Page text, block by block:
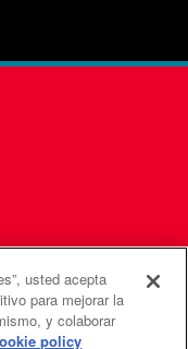
una agencia de la
usted acepta
para mejorar la
y colaborar
policy